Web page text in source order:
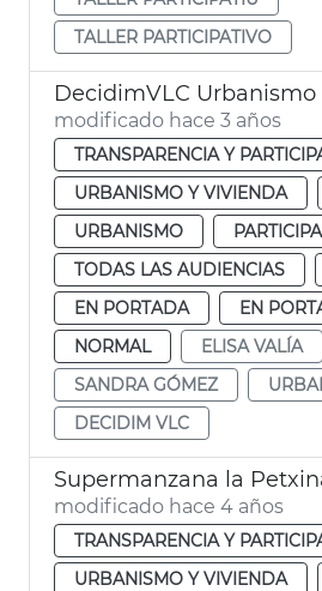
TALLER PARTICIPATIVO
DecidimVLC Urbanismo
modificado hace 3 años
TRANSPARENCIA Y
URBANISMO Y VIVIENDA
URBANISMO
TODAS LAS AUDIENCIAS
EN PORTADA
EN
NORMAL
ELISA VALÍA
SANDRA GÓMEZ
DECIDIM VLC
Supermanzana la
modificado hace 4 años
TRANSPARENCIA Y
URBANISMO Y VIVIENDA